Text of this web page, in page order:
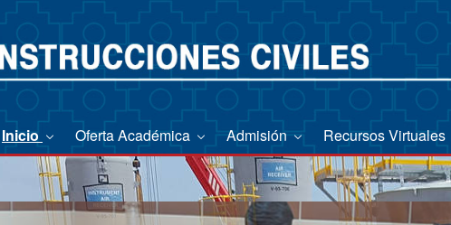
Inicio Oferta Académica Admisión Recursos Virtuales